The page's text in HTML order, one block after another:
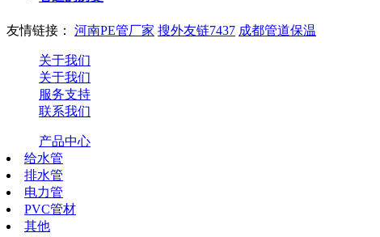
友情链接： 河南PE管厂家 搜外友链7437 成都管道保温
关于我们
关于我们
服务支持
联系我们
产品中心
给水管
排水管
电力管
PVC管材
其他